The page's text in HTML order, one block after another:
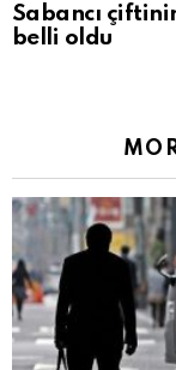
Sabancı
belli oldu